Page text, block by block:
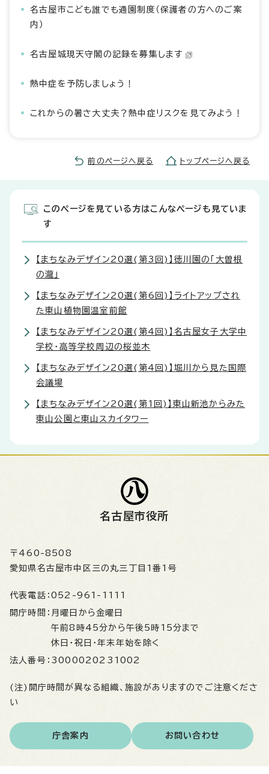
名古屋市こども誰でも通園制度（保護者の方へのご案
内）
名古屋城現天守閣の記録を募集します
熱中症を予防しましょう！
これからの暑さ大丈夫？熱中症リスクを見てみよう！
前のページへ戻る トップページへ戻る
このページを見ている方はこんなページも見ていま
す
【まちなみデザイン20選(第3回)】徳川園の「大曽根
の瀧」
【まちなみデザイン20選(第6回)】ライトアップされ
た東山植物園温室前館
【まちなみデザイン20選(第4回)】名古屋女子大学中
学校・高等学校周辺の桜並木
【まちなみデザイン20選(第4回)】堀川から見た国際
会議場
【まちなみデザイン20選(第1回)】東山新池からみた
東山公園と東山スカイタワー
名古屋市役所
〒460-8508
愛知県名古屋市中区三の丸三丁目1番1号
代表電話： 052-961-1111
開庁時間： 月曜日から金曜日
午前8時45分から午後5時15分まで
休日・祝日・年末年始を除く
法人番号： 3000020231002
(注)開庁時間が異なる組織、施設がありますのでご注意くださ
い
庁舎案内 お問い合わせ